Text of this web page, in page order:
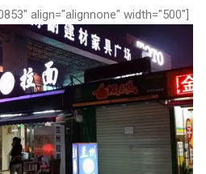
align="alignnone" width="500"]